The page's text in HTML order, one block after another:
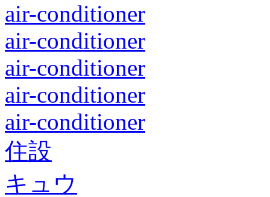
air-conditioner
air-conditioner
air-conditioner
air-conditioner
air-conditioner
住設
キュウ